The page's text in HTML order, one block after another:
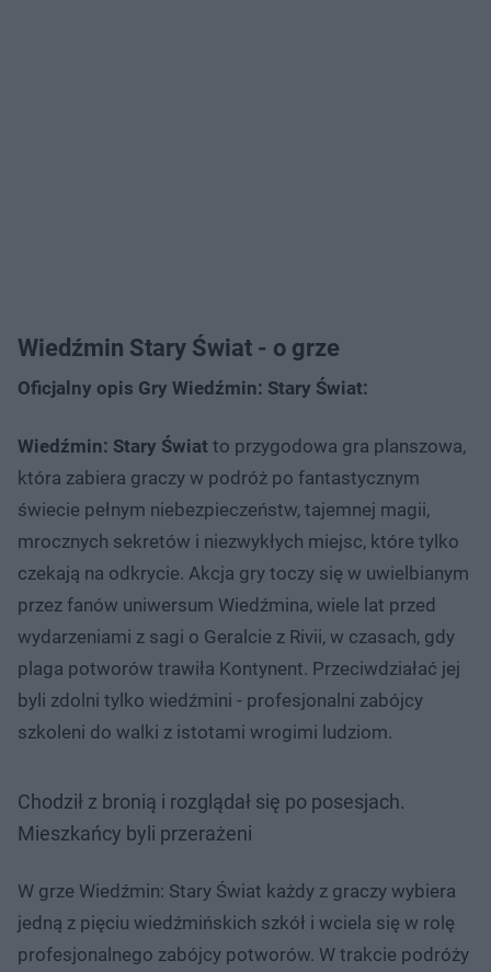
Wiedźmin Stary Świat - o grze
Oficjalny opis Gry Wiedźmin: Stary Świat:
Wiedźmin: Stary Świat to przygodowa gra planszowa,
która zabiera graczy w podróż po fantastycznym
świecie pełnym niebezpieczeństw, tajemnej magii,
mrocznych sekretów i niezwykłych miejsc, które tylko
czekają na odkrycie. Akcja gry toczy się w uwielbianym
przez fanów uniwersum Wiedźmina, wiele lat przed
wydarzeniami z sagi o Geralcie z Rivii, w czasach, gdy
plaga potworów trawiła Kontynent. Przeciwdziałać jej
byli zdolni tylko wiedźmini - profesjonalni zabójcy
szkoleni do walki z istotami wrogimi ludziom.
Chodził z bronią i rozglądał się po posesjach.
Mieszkańcy byli przerażeni
W grze Wiedźmin: Stary Świat każdy z graczy wybiera
jedną z pięciu wiedźmińskich szkół i wciela się w rolę
profesjonalnego zabójcy potworów. W trakcie podróży